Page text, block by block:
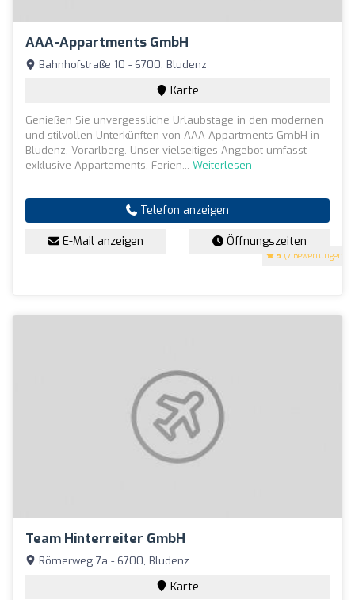
AAA-Appartments GmbH
5 (7 Bewertungen)
Bahnhofstraße 10 - 6700, Bludenz
Karte
Genießen Sie unvergessliche Urlaubstage in den modernen
und stilvollen Unterkünften von AAA-Appartments GmbH in
Bludenz, Vorarlberg. Unser vielseitiges Angebot umfasst
exklusive Appartements, Ferien... Weiterlesen
Telefon anzeigen
E-Mail anzeigen Öffnungszeiten
Team Hinterreiter GmbH
Römerweg 7a - 6700, Bludenz
Karte